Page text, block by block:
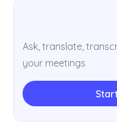
Ask, translate,
your meetings